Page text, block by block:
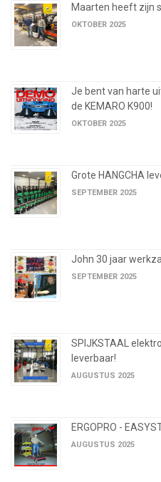
Maarten heeft zijn
OKTOBER 2025
Je bent van harte
de KEMARO K900!
OKTOBER 2025
Grote HANGCHA
SEPTEMBER 2025
John 30 jaar
SEPTEMBER 2025
SPIJKSTAAL
leverbaar!
AUGUSTUS 2025
ERGOPRO -
AUGUSTUS 2025